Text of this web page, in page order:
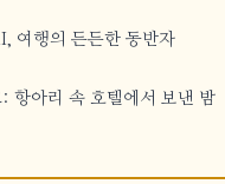
여행의 든든한 동반자
항아리 속 호텔에서 보낸 밤